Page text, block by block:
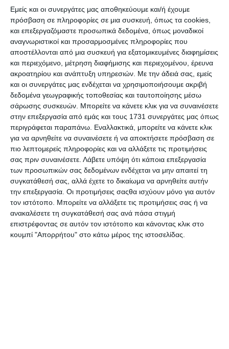
Εμείς και οι συνεργάτες μας αποθηκεύουμε και/ή έχουμε
πρόσβαση σε πληροφορίες σε μια συσκευή, όπως τα cookies,
και επεξεργαζόμαστε προσωπικά δεδομένα, όπως μοναδικοί
αναγνωριστικοί και προσαρμοσμένες πληροφορίες που
αποστέλλονται από μια συσκευή για εξατομικευμένες διαφημίσεις
και περιεχόμενο, μέτρηση διαφήμισης και περιεχομένου, έρευνα
ακροατηρίου και ανάπτυξη υπηρεσιών. Με την άδειά σας, εμείς
και οι συνεργάτες μας ενδέχεται να χρησιμοποιήσουμε ακριβή
δεδομένα γεωγραφικής τοποθεσίας και ταυτοποίησης μέσω
σάρωσης συσκευών. Μπορείτε να κάνετε κλικ για να συναινέσετε
στην επεξεργασία από εμάς και τους 1731 συνεργάτες μας όπως
περιγράφεται παραπάνω. Εναλλακτικά, μπορείτε να κάνετε κλικ
για να αρνηθείτε να συναινέσετε ή να αποκτήσετε πρόσβαση σε
πιο λεπτομερείς πληροφορίες και να αλλάξετε τις προτιμήσεις
σας πριν συναινέσετε. Λάβετε υπόψη ότι κάποια επεξεργασία
των προσωπικών σας δεδομένων ενδέχεται να μην απαιτεί τη
συγκατάθεσή σας, αλλά έχετε το δικαίωμα να αρνηθείτε αυτήν
την επεξεργασία. Οι προτιμήσεις σαςθα ισχύουν μόνο για αυτόν
τον ιστότοπο. Μπορείτε να αλλάξετε τις προτιμήσεις σας ή να
ανακαλέσετε τη συγκατάθεσή σας ανά πάσα στιγμή
επιστρέφοντας σε αυτόν τον ιστότοπο και κάνοντας κλικ στο
κουμπί "Απορρήτου" στο κάτω μέρος της ιστοσελίδας.
1984
Κατόπιν παραγγελίας
10,98€
1984 Ο μεγάλος Αδερφός
Κατόπιν παραγγελίας
11,00€